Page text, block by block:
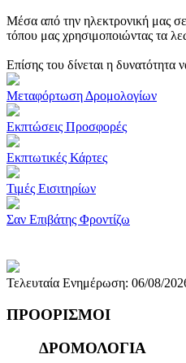
Μέσα από την ηλεκτρονική μας
τόπου μας χρησιμοποιώντας τα
Επίσης του δίνεται η δυνατότητα
Μεταφόρτωση Δρομολογίων
Εκπτώσεις Προσφορές
Εκπτωτικές Κάρτες
Τιμές Εισιτηρίων
Σαν Επιβάτης Φροντίζω
Τελευταία Ενημέρωση: 06/08/
ΠΡΟΟΡΙΣΜΟΙ
ΔΡΟΜΟΛΟΓΙΑ